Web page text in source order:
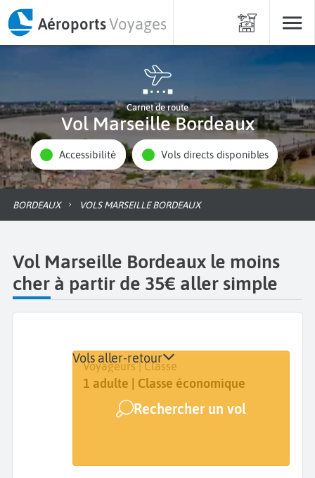
AéroportsVoyages
Carnet de route
Vol Marseille Bordeaux
Accessibilité Vols directs disponibles
BORDEAUX VOLS MARSEILLE BORDEAUX
Vol Marseille Bordeaux le moins
cher à partir de 35€ aller simple
Départ
Marseille (MRS)
Dates
Dates de votre voyage
Voyageurs | Classe
1 adulte | Classe économique
Rechercher un vol
Vols aller-retour